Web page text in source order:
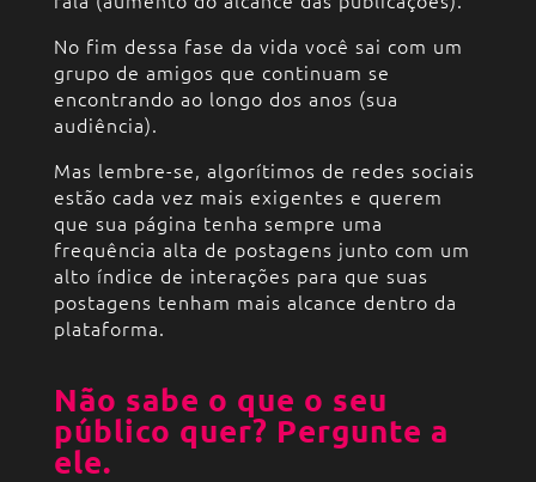
No fim dessa fase da vida você sai com um
grupo de amigos que continuam se
encontrando ao longo dos anos (sua
audiência).
Mas lembre-se, algorítimos de redes sociais
estão cada vez mais exigentes e querem
que sua página tenha sempre uma
frequência alta de postagens junto com um
alto índice de interações para que suas
postagens tenham mais alcance dentro da
plataforma.
Não sabe o que o seu
público quer? Pergunte a
ele.